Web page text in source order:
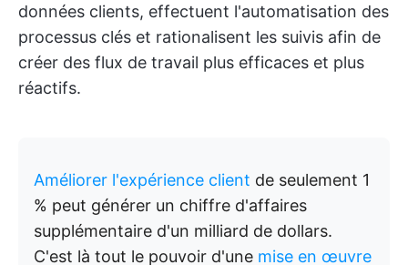
données clients, effectuent l'automatisation des
processus clés et rationalisent les suivis afin de
créer des flux de travail plus efficaces et plus
réactifs.
Améliorer l'expérience client de seulement 1
% peut générer un chiffre d'affaires
supplémentaire d'un milliard de dollars.
C'est là tout le pouvoir d'une mise en œuvre